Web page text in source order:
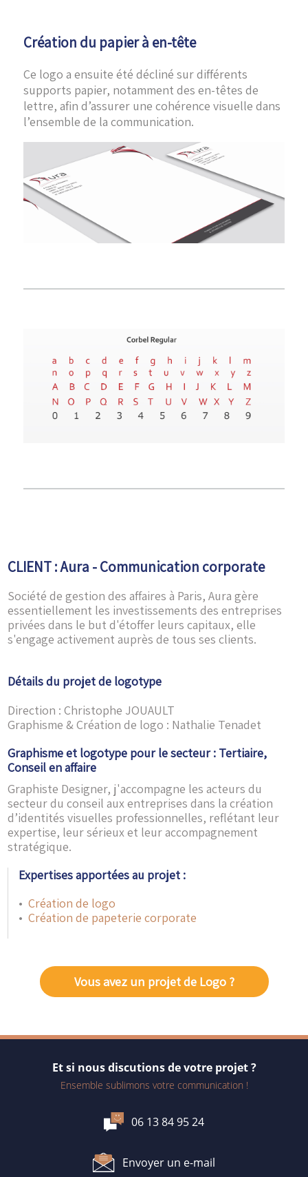
Création du papier à en-tête
Ce logo a ensuite été décliné sur différents
supports papier, notamment des en-têtes de
lettre, afin d’assurer une cohérence visuelle dans
l’ensemble de la communication.
CLIENT : Aura - Communication corporate
Société de gestion des affaires à Paris, Aura gère
essentiellement les investissements des entreprises
privées dans le but d'étoffer leurs capitaux, elle
s'engage activement auprès de tous ses clients.
Détails du projet de logotype
Direction : Christophe JOUAULT
Graphisme & Création de logo : Nathalie Tenadet
Graphisme et logotype pour le secteur : Tertiaire,
Conseil en affaire
Graphiste Designer, j'accompagne les acteurs du
secteur du conseil aux entreprises dans la création
d’identités visuelles professionnelles, reflétant leur
expertise, leur sérieux et leur accompagnement
stratégique.
Expertises apportées au projet :
•Création de logo
•Création de papeterie corporate
Vous avez un projet de Logo ?
Et si nous discutions de votre projet ?
Ensemble sublimons votre communication !
06 13 84 95 24
Envoyer un e-mail